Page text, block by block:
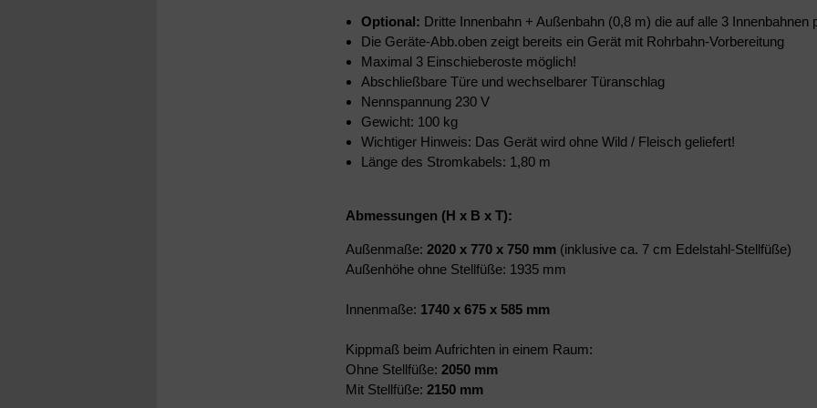
Optional: Dritte Innenbahn + Außenbahn (0,8 m) die auf alle 3 Innenbahnen
Die Geräte-Abb.oben zeigt bereits ein Gerät mit Rohrbahn-Vorbereitung
Maximal 3 Einschieberoste möglich!
Abschließbare Türe und wechselbarer Türanschlag
Nennspannung 230 V
Gewicht: 100 kg
Wichtiger Hinweis: Das Gerät wird ohne Wild / Fleisch geliefert!
Länge des Stromkabels: 1,80 m
Abmessungen (H x B x T):
Außenmaße: 2020 x 770 x 750 mm (inklusive ca. 7 cm Edelstahl-Stellfüße)
Außenhöhe ohne Stellfüße: 1935 mm
Innenmaße: 1740 x 675 x 585 mm
Kippmaß beim Aufrichten in einem Raum:
Ohne Stellfüße: 2050 mm
Mit Stellfüße: 2150 mm